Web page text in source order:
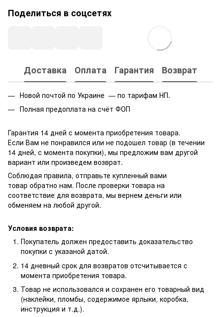
Поделиться в соцсетях
Доставка Оплата Гарантия Возврат
Новой почтой по Украине — по тарифам НП.
Полная предоплата на счёт ФОП
Гарантия 14 дней с момента приобретения товара.
Если Вам не понравился или не подошел товар (в течении
14 дней, с момента покупки), мы предложим вам другой
вариант или произведем возврат.
Соблюдая правила, отправьте купленный вами
товар обратно нам. После проверки товара на
соответствие для возврата, мы вернем деньги или
обменяем на любой другой.
Условия возврата:
Покупатель должен предоставить доказательство
покупки с указаной датой.
14 дневный срок для возвратов отсчитывается с
момента приобретения товара.
Товар не использовался и сохранен его товарный вид
(наклейки, пломбы, содержимое ярлыки, коробка,
инструкция и т.д.).